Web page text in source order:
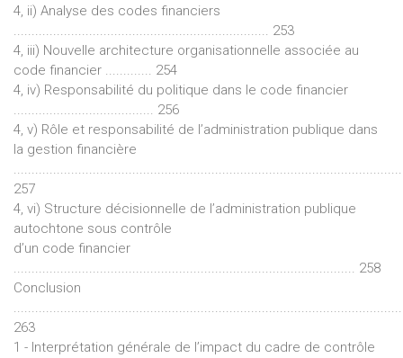
4, ii) Analyse des codes financiers
....................................................................... 253
4, iii) Nouvelle architecture organisationnelle associée au
code financier ............. 254
4, iv) Responsabilité du politique dans le code financier
....................................... 256
4, v) Rôle et responsabilité de l’administration publique dans
la gestion financière
257
4, vi) Structure décisionnelle de l’administration publique
autochtone sous contrôle
d’un code financier
............................................................................................... 258
Conclusion
263
1 - Interprétation générale de l’impact du cadre de contrôle